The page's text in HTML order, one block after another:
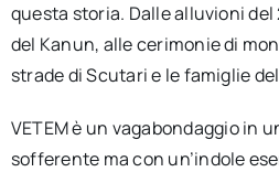
questa storia. Dalle alluvioni del
del Kanun, alle cerimonie di
strade di Scutari e le famiglie
VETEM è un vagabondaggio in
sofferente ma con un’indole